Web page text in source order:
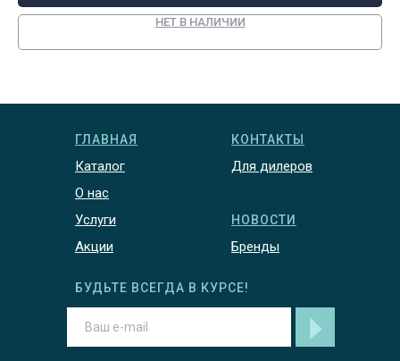
НЕТ В НАЛИЧИИ
ГЛАВНАЯ
Каталог
О нас
Услуги
Акции
КОНТАКТЫ
Для дилеров
НОВОСТИ
Бренды
БУДЬТЕ ВСЕГДА В КУРСЕ!